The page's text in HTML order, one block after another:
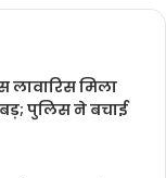
लावारिस मिला
पुलिस ने बचाई